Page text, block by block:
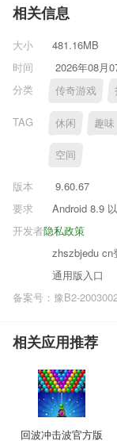
相关信息
大小
481.16MB
时间
2026年08月
分类
传奇游戏
TAG 休闲 趣味
空间
版本
9.60.67
要求
Android 8.9
隐私政策
开发者
zhszbjedu cn
通用版入口
备案号：豫B2-
相关应用推荐
回波冲击波官方版